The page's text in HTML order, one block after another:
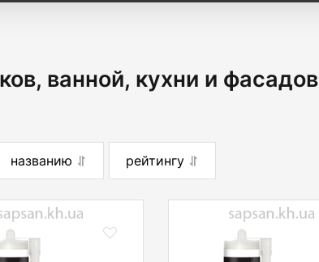
ванной, кухни и фасадов
названию рейтингу